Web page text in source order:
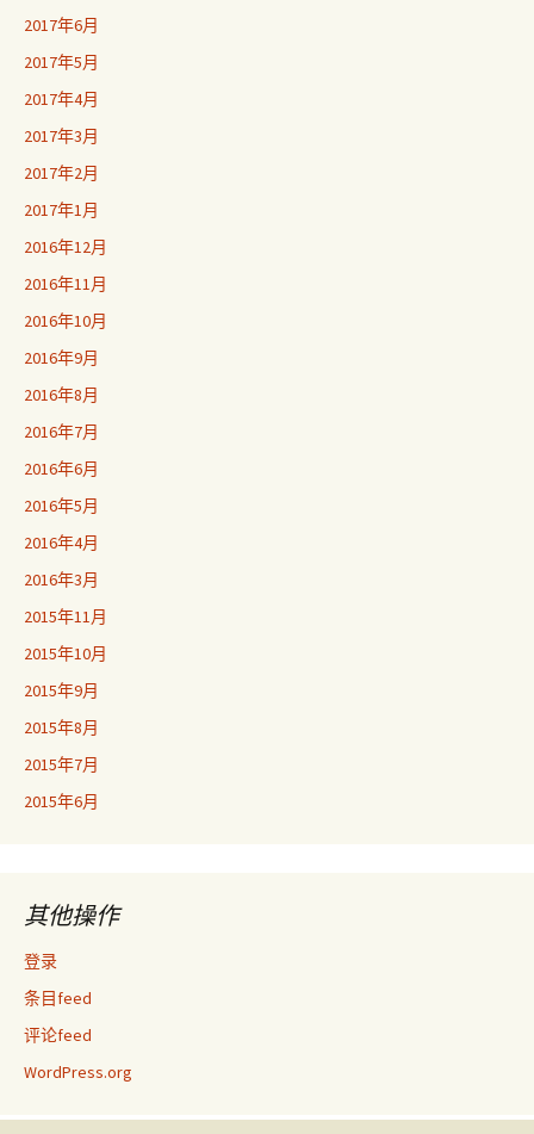
2017年6月
2017年5月
2017年4月
2017年3月
2017年2月
2017年1月
2016年12月
2016年11月
2016年10月
2016年9月
2016年8月
2016年7月
2016年6月
2016年5月
2016年4月
2016年3月
2015年11月
2015年10月
2015年9月
2015年8月
2015年7月
2015年6月
其他操作
登录
条目feed
评论feed
WordPress.org